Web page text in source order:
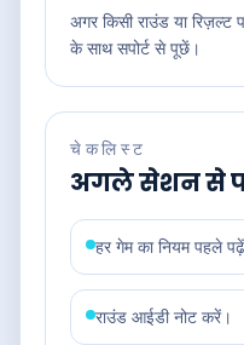
अगर किसी राउंड या
के साथ सपोर्ट से पूछें।
चेकलिस्ट
अगले सेशन से
हर गेम का नियम पहले
राउंड आईडी नोट करें।